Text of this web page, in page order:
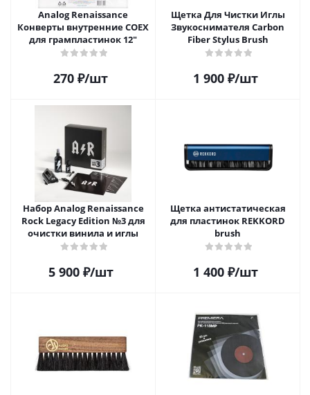
Analog Renaissance
Конверты внутренние COEX
для грампластинок 12"
270 ₽/шт
Щетка Для Чистки Иглы
Звукоснимателя Carbon
Fiber Stylus Brush
1 900₽/шт
Набор Analog Renaissance
Rock Legacy Edition №3 для
очистки винила и иглы
5 900₽/шт
Щетка антистатическая
для пластинок REKKORD
brush
1 400₽/шт